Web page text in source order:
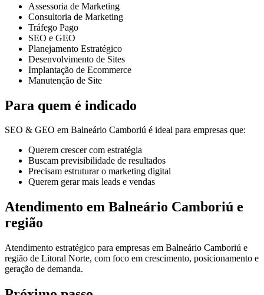
Assessoria de Marketing
Consultoria de Marketing
Tráfego Pago
SEO e GEO
Planejamento Estratégico
Desenvolvimento de Sites
Implantação de Ecommerce
Manutenção de Site
Para quem é indicado
SEO & GEO em Balneário Camboriú é ideal para empresas que:
Querem crescer com estratégia
Buscam previsibilidade de resultados
Precisam estruturar o marketing digital
Querem gerar mais leads e vendas
Atendimento em Balneário Camboriú e
região
Atendimento estratégico para empresas em Balneário Camboriú e
região de Litoral Norte, com foco em crescimento, posicionamento e
geração de demanda.